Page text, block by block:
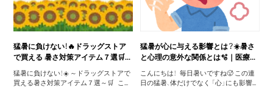
猛暑に負けない！🔥ドラッグストア
で買える 暑さ対策アイテム７選🛒...
猛暑に負けない！☀️ ～ドラッグストアで
買える暑さ対策アイテム７選～🛒 こ...
猛暑が心に与える影響とは？☀️暑さ
と心理の意外な関係とは🫧｜医療...
こんにちは！ 毎日暑いですね🥵 この連
日の猛暑、体だけでなく 「心」にも影響...